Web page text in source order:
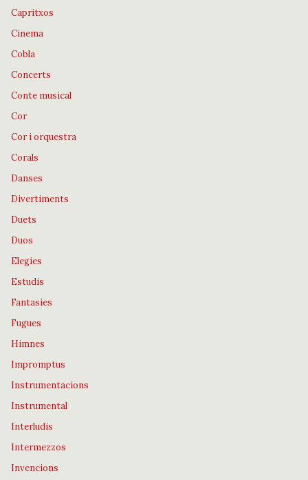
Capritxos
Cinema
Cobla
Concerts
Conte musical
Cor
Cor i orquestra
Corals
Danses
Divertiments
Duets
Duos
Elegies
Estudis
Fantasies
Fugues
Himnes
Impromptus
Instrumentacions
Instrumental
Interludis
Intermezzos
Invencions